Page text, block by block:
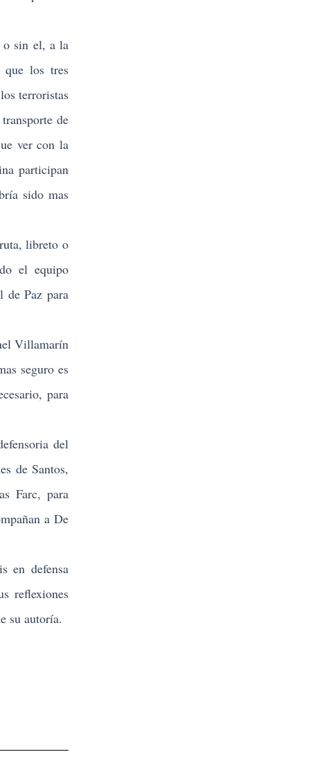
sin el, a la
que los tres
terroristas
de
ver con la
participan
sido mas
libreto o
el equipo
de Paz para
Villamarín
seguro es
para
del
de Santos,
Farc, para
a De
en defensa
reflexiones
su autoría.